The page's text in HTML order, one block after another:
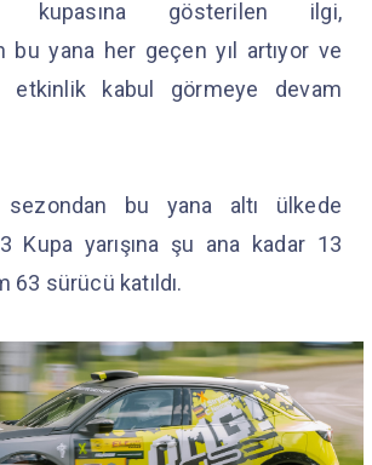
kupasına gösterilen ilgi,
bu yana her geçen yıl artıyor ve
etkinlik kabul görmeye devam
bu yana altı ülkede
Kupa yarışına şu ana kadar 13
63 sürücü katıldı.